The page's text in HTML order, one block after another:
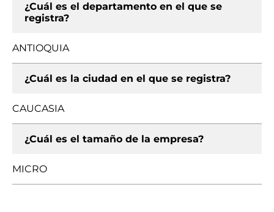
¿Cuál es el departamento en el que se
registra?
ANTIOQUIA
¿Cuál es la ciudad en el que se registra?
CAUCASIA
¿Cuál es el tamaño de la empresa?
MICRO